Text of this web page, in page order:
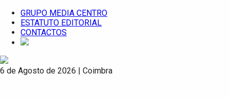
GRUPO MEDIA CENTRO
ESTATUTO EDITORIAL
CONTACTOS
6 de Agosto de 2026 | Coimbra